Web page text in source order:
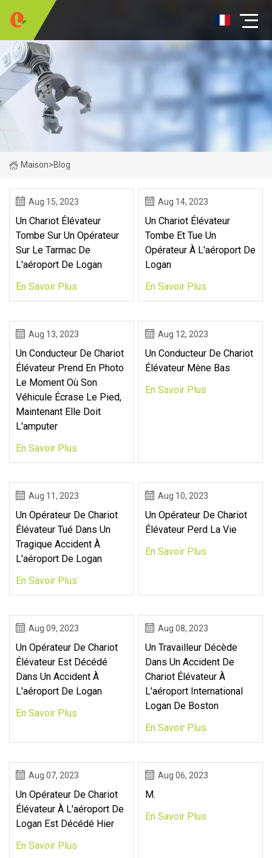
Maison>Blog
Aug 15, 2023
Un Chariot Élévateur
Tombe Sur Un Opérateur
Sur Le Tarmac De
L'aéroport De Logan
En Savoir Plus
Aug 14, 2023
Un Chariot Élévateur
Tombe Et Tue Un
Opérateur À L'aéroport De
Logan
En Savoir Plus
Aug 13, 2023
Un Conducteur De Chariot
Élévateur Prend En Photo
Le Moment Où Son
Véhicule Écrase Le Pied,
Maintenant Elle Doit
L'amputer
En Savoir Plus
Aug 12, 2023
Un Conducteur De Chariot
Élévateur Mène Bas
En Savoir Plus
Aug 11, 2023
Un Opérateur De Chariot
Élévateur Tué Dans Un
Tragique Accident À
L'aéroport De Logan
En Savoir Plus
Aug 10, 2023
Un Opérateur De Chariot
Élévateur Perd La Vie
En Savoir Plus
Aug 09, 2023
Un Opérateur De Chariot
Élévateur Est Décédé
Dans Un Accident À
L'aéroport De Logan
En Savoir Plus
Aug 08, 2023
Un Travailleur Décède
Dans Un Accident De
Chariot Élévateur À
L'aéroport International
Logan De Boston
En Savoir Plus
Aug 07, 2023
Un Opérateur De Chariot
Élévateur À L'aéroport De
Logan Est Décédé Hier
En Savoir Plus
Aug 06, 2023
M.
En Savoir Plus